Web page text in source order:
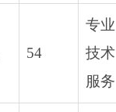
54
专业
技术
服务